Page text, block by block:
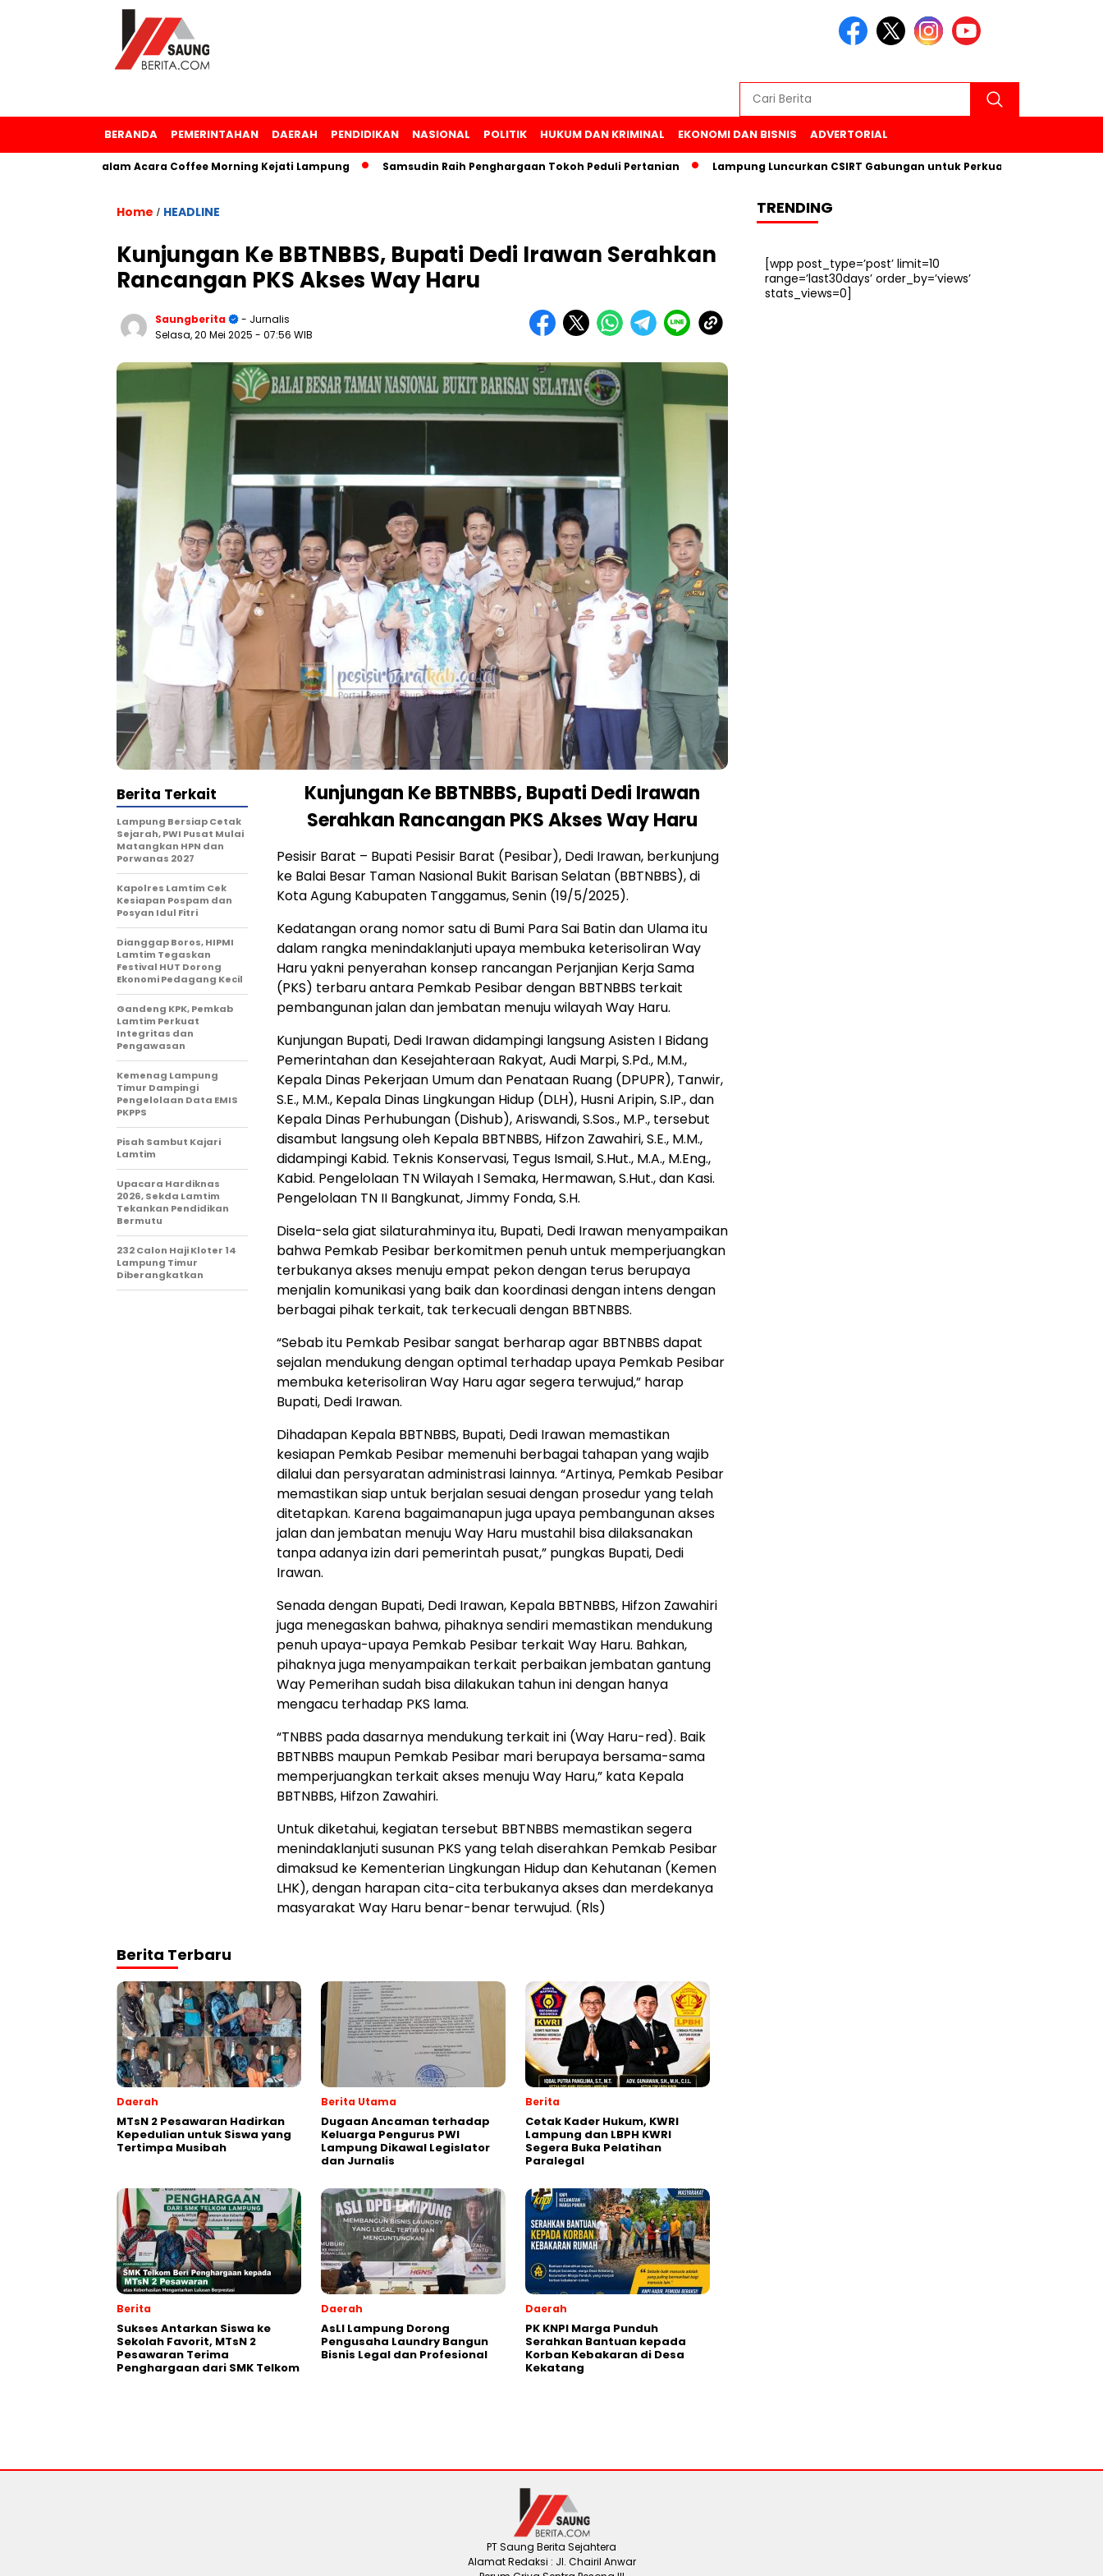
BERANDA PEMERINTAHAN DAERAH PENDIDIKAN NASIONAL POLITIK HUKUM DAN KRIMINAL EKONOMI DAN BISNIS ADVERTORIAL
dalam Acara Coffee Morning Kejati Lampung Samsudin Raih Penghargaan Tokoh Peduli Pertanian Lampung Luncurkan CSIRT Gabungan untuk Perkuat Keamanan Siber di 6
Home / HEADLINE
Kunjungan Ke BBTNBBS, Bupati Dedi Irawan Serahkan
Rancangan PKS Akses Way Haru
Saungberita
- Jurnalis
Selasa, 20 Mei 2025 - 07:56 WIB
Kunjungan Ke BBTNBBS, Bupati Dedi Irawan
Serahkan Rancangan PKS Akses Way Haru
Pesisir Barat – Bupati Pesisir Barat (Pesibar), Dedi Irawan, berkunjung
ke Balai Besar Taman Nasional Bukit Barisan Selatan (BBTNBBS), di
Kota Agung Kabupaten Tanggamus, Senin (19/5/2025).
Kedatangan orang nomor satu di Bumi Para Sai Batin dan Ulama itu
dalam rangka menindaklanjuti upaya membuka keterisoliran Way
Haru yakni penyerahan konsep rancangan Perjanjian Kerja Sama
(PKS) terbaru antara Pemkab Pesibar dengan BBTNBBS terkait
pembangunan jalan dan jembatan menuju wilayah Way Haru.
Kunjungan Bupati, Dedi Irawan didampingi langsung Asisten I Bidang
Pemerintahan dan Kesejahteraan Rakyat, Audi Marpi, S.Pd., M.M.,
Kepala Dinas Pekerjaan Umum dan Penataan Ruang (DPUPR), Tanwir,
S.E., M.M., Kepala Dinas Lingkungan Hidup (DLH), Husni Aripin, S.IP., dan
Kepala Dinas Perhubungan (Dishub), Ariswandi, S.Sos., M.P., tersebut
disambut langsung oleh Kepala BBTNBBS, Hifzon Zawahiri, S.E., M.M.,
didampingi Kabid. Teknis Konservasi, Tegus Ismail, S.Hut., M.A., M.Eng.,
Kabid. Pengelolaan TN Wilayah I Semaka, Hermawan, S.Hut., dan Kasi.
Pengelolaan TN II Bangkunat, Jimmy Fonda, S.H.
Disela-sela giat silaturahminya itu, Bupati, Dedi Irawan menyampaikan
bahwa Pemkab Pesibar berkomitmen penuh untuk memperjuangkan
terbukanya akses menuju empat pekon dengan terus berupaya
menjalin komunikasi yang baik dan koordinasi dengan intens dengan
berbagai pihak terkait, tak terkecuali dengan BBTNBBS.
“Sebab itu Pemkab Pesibar sangat berharap agar BBTNBBS dapat
sejalan mendukung dengan optimal terhadap upaya Pemkab Pesibar
membuka keterisoliran Way Haru agar segera terwujud,” harap
Bupati, Dedi Irawan.
Dihadapan Kepala BBTNBBS, Bupati, Dedi Irawan memastikan
kesiapan Pemkab Pesibar memenuhi berbagai tahapan yang wajib
dilalui dan persyaratan administrasi lainnya. “Artinya, Pemkab Pesibar
memastikan siap untuk berjalan sesuai dengan prosedur yang telah
ditetapkan. Karena bagaimanapun juga upaya pembangunan akses
jalan dan jembatan menuju Way Haru mustahil bisa dilaksanakan
tanpa adanya izin dari pemerintah pusat,” pungkas Bupati, Dedi
Irawan.
Senada dengan Bupati, Dedi Irawan, Kepala BBTNBBS, Hifzon Zawahiri
juga menegaskan bahwa, pihaknya sendiri memastikan mendukung
penuh upaya-upaya Pemkab Pesibar terkait Way Haru. Bahkan,
pihaknya juga menyampaikan terkait perbaikan jembatan gantung
Way Pemerihan sudah bisa dilakukan tahun ini dengan hanya
mengacu terhadap PKS lama.
“TNBBS pada dasarnya mendukung terkait ini (Way Haru-red). Baik
BBTNBBS maupun Pemkab Pesibar mari berupaya bersama-sama
memperjuangkan terkait akses menuju Way Haru,” kata Kepala
BBTNBBS, Hifzon Zawahiri.
Untuk diketahui, kegiatan tersebut BBTNBBS memastikan segera
menindaklanjuti susunan PKS yang telah diserahkan Pemkab Pesibar
dimaksud ke Kementerian Lingkungan Hidup dan Kehutanan (Kemen
LHK), dengan harapan cita-cita terbukanya akses dan merdekanya
masyarakat Way Haru benar-benar terwujud. (Rls)
Berita Terkait
Lampung Bersiap Cetak
Sejarah, PWI Pusat Mulai
Matangkan HPN dan
Porwanas 2027
Kapolres Lamtim Cek
Kesiapan Pospam dan
Posyan Idul Fitri
Dianggap Boros, HIPMI
Lamtim Tegaskan
Festival HUT Dorong
Ekonomi Pedagang Kecil
Gandeng KPK, Pemkab
Lamtim Perkuat
Integritas dan
Pengawasan
Kemenag Lampung
Timur Dampingi
Pengelolaan Data EMIS
PKPPS
Pisah Sambut Kajari
Lamtim
Upacara Hardiknas
2026, Sekda Lamtim
Tekankan Pendidikan
Bermutu
232 Calon Haji Kloter 14
Lampung Timur
Diberangkatkan
Berita Terbaru
Daerah
MTsN 2 Pesawaran Hadirkan
Kepedulian untuk Siswa yang
Tertimpa Musibah
Berita Utama
Dugaan Ancaman terhadap
Keluarga Pengurus PWI
Lampung Dikawal Legislator
dan Jurnalis
Berita
Cetak Kader Hukum, KWRI
Lampung dan LBPH KWRI
Segera Buka Pelatihan
Paralegal
Berita
Sukses Antarkan Siswa ke
Sekolah Favorit, MTsN 2
Pesawaran Terima
Penghargaan dari SMK Telkom
Daerah
AsLI Lampung Dorong
Pengusaha Laundry Bangun
Bisnis Legal dan Profesional
Daerah
PK KNPI Marga Punduh
Serahkan Bantuan kepada
Korban Kebakaran di Desa
Kekatang
TRENDING
[wpp post_type=’post’ limit=10
range=’last30days’ order_by=’views’
stats_views=0]
PT Saung Berita Sejahtera
Alamat Redaksi : Jl. Chairil Anwar